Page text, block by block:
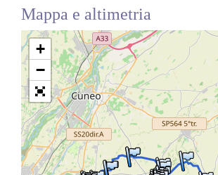
Mappa e altimetria
+
−